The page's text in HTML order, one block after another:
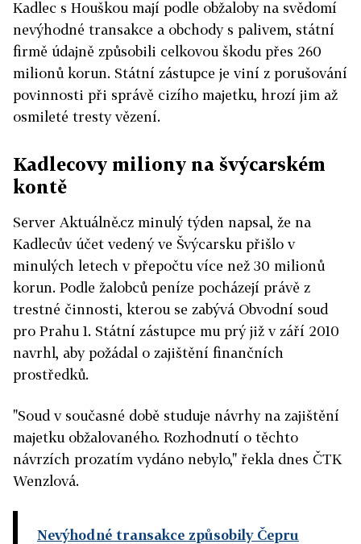
Kadlec s Houškou mají podle obžaloby na svědomí
nevýhodné transakce a obchody s palivem, státní
firmě údajně způsobili celkovou škodu přes 260
milionů korun. Státní zástupce je viní z porušování
povinnosti při správě cizího majetku, hrozí jim až
osmileté tresty vězení.
Kadlecovy miliony na švýcarském
kontě
Server Aktuálně.cz minulý týden napsal, že na
Kadlecův účet vedený ve Švýcarsku přišlo v
minulých letech v přepočtu více než 30 milionů
korun. Podle žalobců peníze pocházejí právě z
trestné činnosti, kterou se zabývá Obvodní soud
pro Prahu 1. Státní zástupce mu prý již v září 2010
navrhl, aby požádal o zajištění finančních
prostředků.
"Soud v současné době studuje návrhy na zajištění
majetku obžalovaného. Rozhodnutí o těchto
návrzích prozatím vydáno nebylo," řekla dnes ČTK
Wenzlová.
Nevýhodné transakce způsobily Čepru